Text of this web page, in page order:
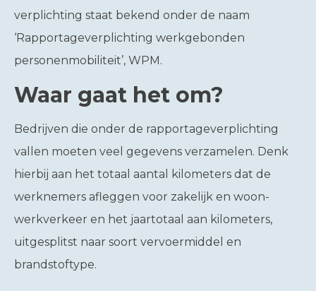
verplichting staat bekend onder de naam
‘Rapportageverplichting werkgebonden
personenmobiliteit’, WPM.
Waar gaat het om?
Bedrijven die onder de rapportageverplichting
vallen moeten veel gegevens verzamelen. Denk
hierbij aan het totaal aantal kilometers dat de
werknemers afleggen voor zakelijk en woon-
werkverkeer en het jaartotaal aan kilometers,
uitgesplitst naar soort vervoermiddel en
brandstoftype.